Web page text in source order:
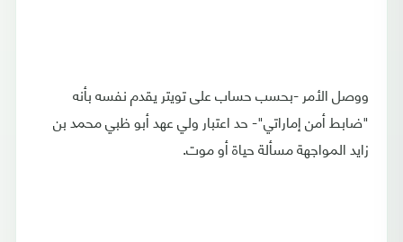
ووصل الأمر -بحسب حساب على تويتر يقدم نفسه بأنه
"ضابط أمن إماراتي"- حد اعتبار ولي عهد أبو ظبي محمد بن
زايد المواجهة مسألة حياة أو موت.